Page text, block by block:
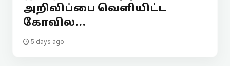
அறிவிப்பை வெளியிட்ட
கோவில...
5 days ago